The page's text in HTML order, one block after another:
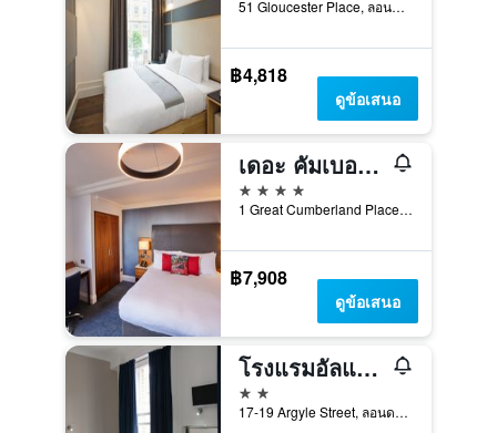
51 Gloucester Place, ลอนดอน, สหราชอาณาจักร
฿4,818
ดูข้อเสนอ
เดอะ คัมเบอร์แลนด์, ลอนดอน
4 ดาว
1 Great Cumberland Place, ลอนดอน, สหราชอาณาจักร
฿7,908
ดูข้อเสนอ
โรงแรมอัลแฮมบรา
2 ดาว
17-19 Argyle Street, ลอนดอน, สหราชอาณาจักร